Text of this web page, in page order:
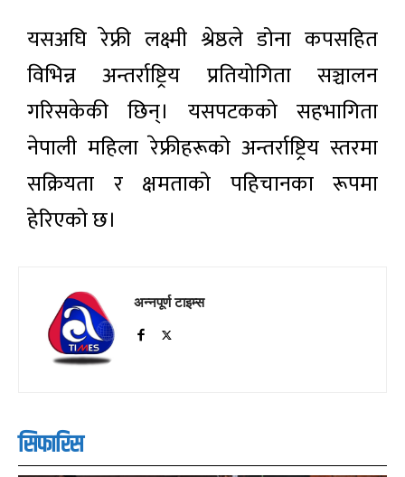
यसअघि रेफ्री लक्ष्मी श्रेष्ठले डोना कपसहित
विभिन्न अन्तर्राष्ट्रिय प्रतियोगिता सञ्चालन
गरिसकेकी छिन्। यसपटकको सहभागिता
नेपाली महिला रेफ्रीहरूको अन्तर्राष्ट्रिय स्तरमा
सक्रियता र क्षमताको पहिचानका रूपमा
हेरिएको छ।
अन्नपूर्ण टाइम्स
सिफारिस